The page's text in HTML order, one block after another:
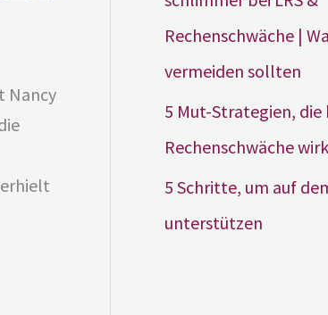
Nancy
Rechenschwäche |
vermeiden sollten
5 Mut-Strategien, die
Rechenschwäche
5 Schritte, um auf
unterstützen